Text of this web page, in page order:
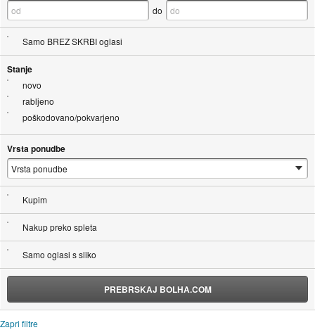
do
Samo BREZ SKRBI oglasi
Stanje
novo
rabljeno
poškodovano/pokvarjeno
Vrsta ponudbe
Kupim
Nakup preko spleta
Samo oglasi s sliko
PREBRSKAJ BOLHA.COM
Zapri filtre